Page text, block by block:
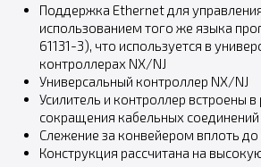
Поддержка Ethernet для
использованием того же языка
61131-3), что используется в
контроллерах NX/NJ
Универсальный контроллер NX/NJ
Усилитель и контроллер встроены в
сокращения кабельных соединений
Слежение за конвейером вплоть
Конструкция рассчитана на